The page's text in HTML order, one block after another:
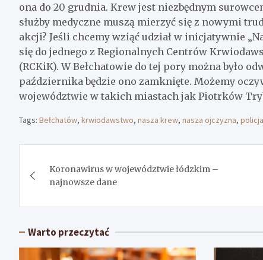
ona do 20 grudnia. Krew jest niezbędnym
służby medyczne muszą mierzyć się z nowymi
akcji? Jeśli chcemy wziąć udział w inicjatywnie
się do jednego z Regionalnych Centrów
(RCKiK). W Bełchatowie do tej pory można było
października będzie ono zamknięte. Możemy
województwie w takich miastach jak Piotrków
Tags: Bełchatów, krwiodawstwo, nasza krew, nasza ojczyzna, policja
wpisu
Koronawirus w województwie łódzkim –
najnowsze dane
Warto przeczytać